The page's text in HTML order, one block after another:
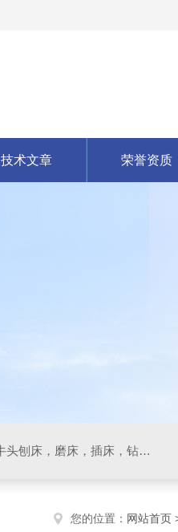
技术文章 荣誉资质
数控车床，加工中心，数控铣床，立钻，台钻，摇臂钻床，锯床，牛头刨床，磨床，插床，钻铣床，滚齿机
您的位置： 网站首页